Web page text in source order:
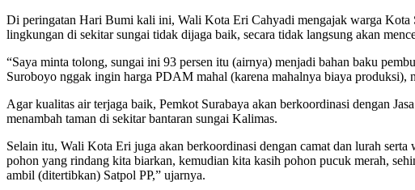
Di peringatan Hari Bumi kali ini, Wali Kota Eri Cahyadi mengajak warga Kota
lingkungan di sekitar sungai tidak dijaga baik, secara tidak langsung akan
“Saya minta tolong, sungai ini 93 persen itu (airnya) menjadi bahan baku
Suroboyo nggak ingin harga PDAM mahal (karena mahalnya biaya produksi),
Agar kualitas air terjaga baik, Pemkot Surabaya akan berkoordinasi dengan
menambah taman di sekitar bantaran sungai Kalimas.
Selain itu, Wali Kota Eri juga akan berkoordinasi dengan camat dan lurah
pohon yang rindang kita biarkan, kemudian kita kasih pohon pucuk merah,
ambil (ditertibkan) Satpol PP,” ujarnya.